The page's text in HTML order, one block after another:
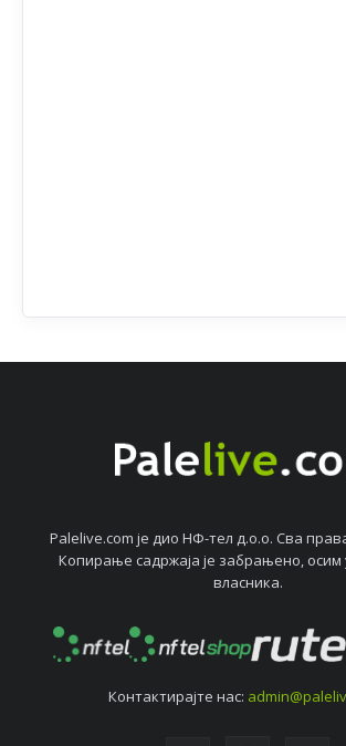
Palelive.com јe дио НФ-тeл д.о.о. Сва
Копирањe садржаја јe забрањeно,
власника.
Контактирајтe нас: